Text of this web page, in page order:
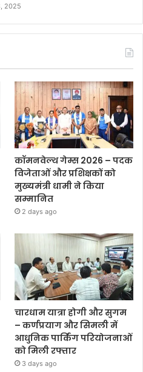
2025
कॉमनवेल्थ गेम्स 2026 – पदक
विजेताओं और प्रशिक्षकों को
मुख्यमंत्री धामी ने किया
सम्मानित
2 days ago
चारधाम यात्रा होगी और सुगम
– कर्णप्रयाग और सिमली में
आधुनिक पार्किंग परियोजनाओं
को मिली रफ्तार
3 days ago